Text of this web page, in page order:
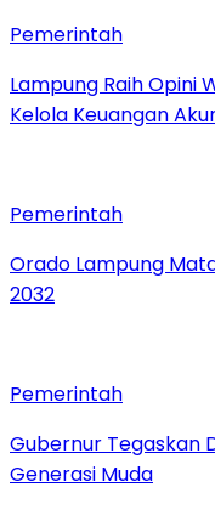
Pemerintah
Lampung Raih Opini
Kelola Keuangan
Pemerintah
Orado Lampung
2032
Pemerintah
Gubernur Tegaskan
Generasi Muda